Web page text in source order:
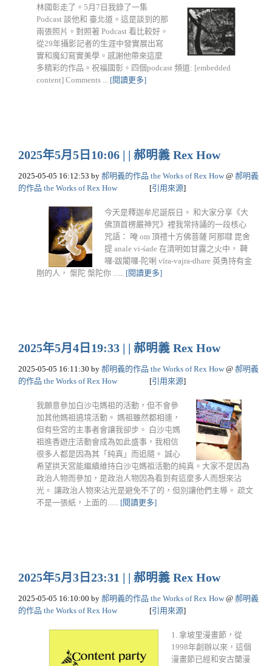
林國彰走了。5月7日我錄了一集
Podcast 談他和 臺北道。這是談到的那
兩張照片。對照著 Podcast 看比較好。
從29年攝影記者的生涯中發實展出寫
實和魔幻寫實美學。感謝他帶來這麼
多精彩的作品。祝福國彰。四個podcast 頻道: [embedded
content] Comments ... [閱讀更多]
2025年5月5日10:06 | | 郝明義 Rex How
2025-05-05 16:12:53 by 郝明義的作品 the Works of Rex How@ 郝明義
的作品 the Works of Rex How
[引用來源]
今天是釋迦牟尼誕辰日。 和大家分享《大
佛頂首楞嚴神咒》裡我常持誦的一段核心
咒語： 唵 oṃ 頂禮十方佛菩薩 阿那㘑 毘舍
提 anale vi-śade 在清明如甘露之火中， 鞞
囉-跋闍囉-陀唎 vīra-vajra-dhare 英勇持有金
剛的人， 槃陀 槃陀你 ...... [閱讀更多]
2025年5月4日19:33 | | 郝明義 Rex How
2025-05-05 16:11:30 by 郝明義的作品 the Works of Rex How@ 郝明義
的作品 the Works of Rex How
[引用來源]
我願意參加白沙屯媽祖的活動，但不會參
加其他媽祖遶境活動。 媽祖雖然都相連，
但有些宮的主事者會讓我卻步。 白沙屯媽
祖進香遊庄活動會成為如此盛事，我相信
很多人都是因為其「純真」而追隨。 誠心
希望拱天宮能繼續維持白沙屯媽祖活動的純真。大家不是因為
政治人物而參加，是政治人物因為看到有這麼多人而想來沾
光。 讓政治人物來沾光是避免不了的，但別讓他們主導。 疏文
不是一張紙，上面的...... [閱讀更多]
2025年5月3日23:31 | | 郝明義 Rex How
2025-05-05 16:10:00 by 郝明義的作品 the Works of Rex How@ 郝明義
的作品 the Works of Rex How
[引用來源]
1. 拿坡里漫畫節，從
1998年創辦以來，這個
漫畫節已經和安古蘭漫